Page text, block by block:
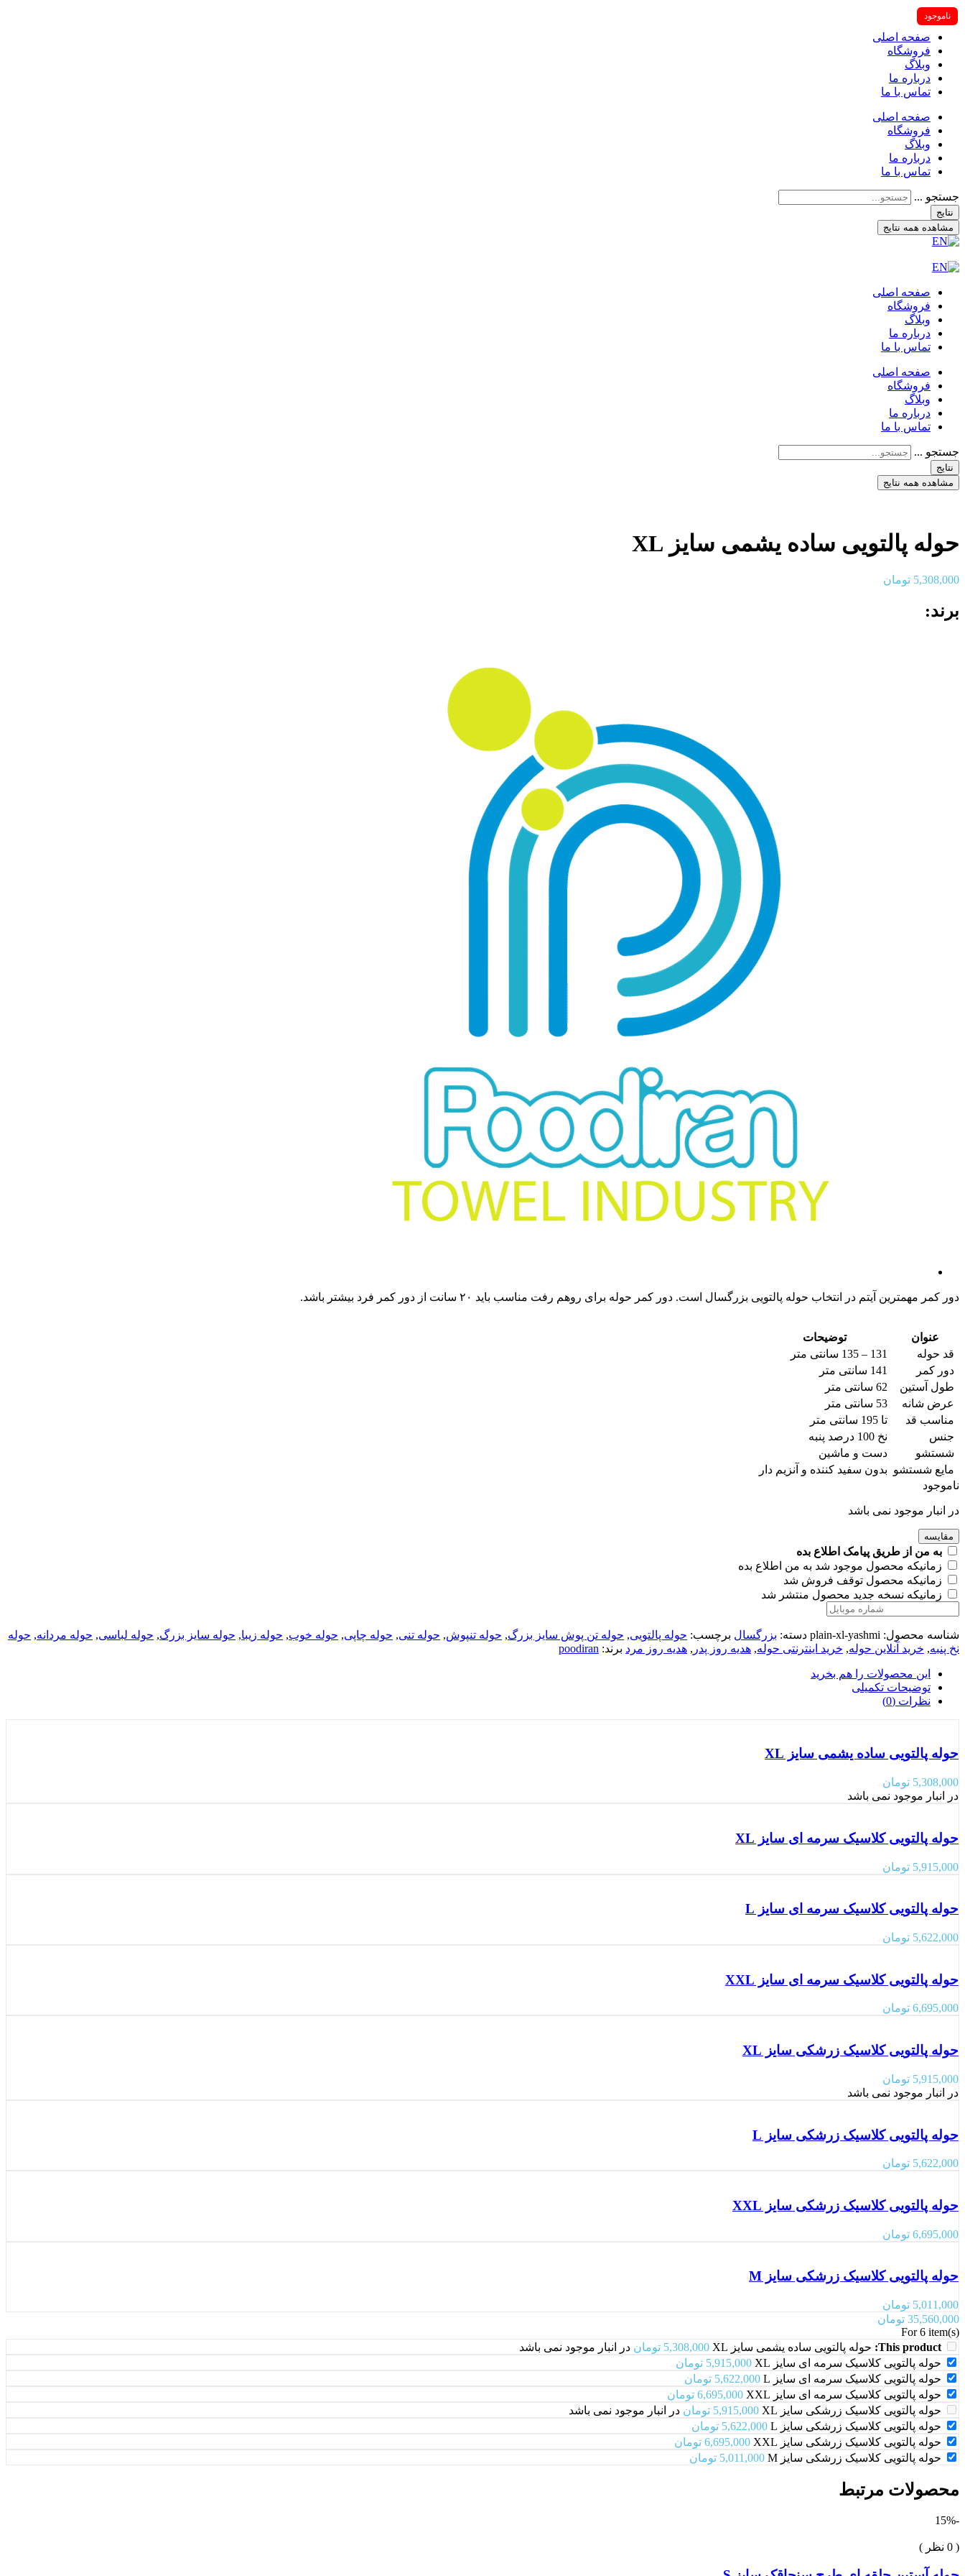
صفحه اصلی
فروشگاه
وبلاگ
درباره ما
تماس با ما
صفحه اصلی
فروشگاه
وبلاگ
درباره ما
تماس با ما
جستجو ...
نتایج
مشاهده همه نتایج
صفحه اصلی
فروشگاه
وبلاگ
درباره ما
تماس با ما
صفحه اصلی
فروشگاه
وبلاگ
درباره ما
تماس با ما
جستجو ...
نتایج
مشاهده همه نتایج
حوله پالتویی ساده یشمی سایز XL
5,308,000 تومان
برند:
دور کمر مهمترین آیتم در انتخاب حوله پالتویی بزرگسال است. دور کمر حوله برای روهم رفت مناسب باید ۲۰ سانت از دور کمر فرد بیشتر باشد.
عنوان
توضیحات
قد حوله
دور کمر
طول آستین
عرض شانه
مناسب قد
تا 195 سانتی متر
جنس
نخ 100 درصد پنبه
شستشو
دست و ماشین
مایع شستشو بدون سفید کننده و آنزیم دار
ناموجود
در انبار موجود نمی باشد
مقایسه
به من از طریق پیامک اطلاع بده
زمانیکه محصول موجود شد به من اطلاع بده
زمانیکه محصول توقف فروش شد
زمانیکه نسخه جدید محصول منتشر شد
شناسه محصول: plain-xl-yashmi دسته: بزرگسال برچسب: حوله پالتویی, حوله تن پوش سایز بزرگ, حوله تنپوش, حوله تنی, حوله چاپی, حوله خوب, حوله زیبا, حوله سایز بزرگ, حوله لباسی, حوله مردانه, حوله
نخ پنبه, خرید آنلاین حوله, خرید اینترنتی حوله, هدیه روز پدر , هدیه روز مرد برند: poodiran
این محصولات را هم بخرید
توضیحات تکمیلی
نظرات (0)
حوله پالتویی ساده یشمی سایز XL
5,308,000 تومان
در انبار موجود نمی باشد
حوله پالتویی کلاسیک سرمه ای سایز XL
5,915,000 تومان
حوله پالتویی کلاسیک سرمه ای سایز L
5,622,000 تومان
حوله پالتویی کلاسیک سرمه ای سایز XXL
6,695,000 تومان
حوله پالتویی کلاسیک زرشکی سایز XL
5,915,000 تومان
در انبار موجود نمی باشد
حوله پالتویی کلاسیک زرشکی سایز L
5,622,000 تومان
حوله پالتویی کلاسیک زرشکی سایز XXL
6,695,000 تومان
حوله پالتویی کلاسیک زرشکی سایز M
5,011,000 تومان
35,560,000 تومان
For 6 item(s)
This product: حوله پالتویی ساده یشمی سایز XL 5,308,000 تومان در انبار موجود نمی باشد
حوله پالتویی کلاسیک سرمه ای سایز XL
5,915,000 تومان
حوله پالتویی کلاسیک سرمه ای سایز L
5,622,000 تومان
حوله پالتویی کلاسیک سرمه ای سایز XXL
6,695,000 تومان
حوله پالتویی کلاسیک زرشکی سایز XL
5,915,000 تومان در انبار موجود نمی باشد
حوله پالتویی کلاسیک زرشکی سایز L
5,622,000 تومان
حوله پالتویی کلاسیک زرشکی سایز XXL
6,695,000 تومان
حوله پالتویی کلاسیک زرشکی سایز M
5,011,000 تومان
محصولات مرتبط
-15%
ناموجود
( 0 نظر )